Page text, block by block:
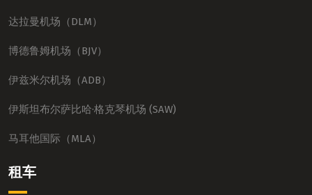
达拉曼机场（DLM）
博德鲁姆机场（BJV）
伊兹米尔机场（ADB）
伊斯坦布尔萨比哈·格克琴机场 (SAW)
马耳他国际（MLA）
租车